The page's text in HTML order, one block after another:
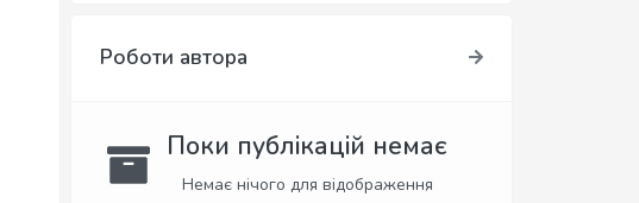
Роботи автора
Поки публікацій немає
Немає нічого для відображення